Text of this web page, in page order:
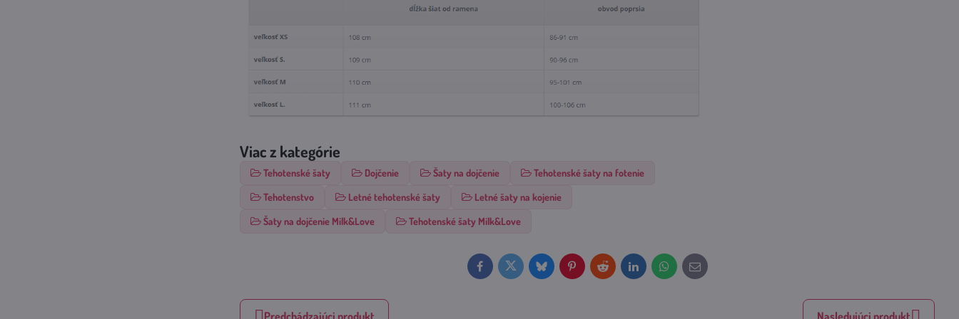
Viac z kategórie
Tehotenské šaty Dojčenie Šaty na dojčenie
Tehotenské šaty na fotenie
Tehotenstvo
Letné tehotenské šaty
Letné šaty na kojenie
Šaty na dojčenie Milk&Love
Tehotenské šaty Milk&Love
FacebookTwitterBlueskyPinterestReddit LinkedInWhatsApp
E-
mail
Predchádzajúci produkt Nasledujúci produkt